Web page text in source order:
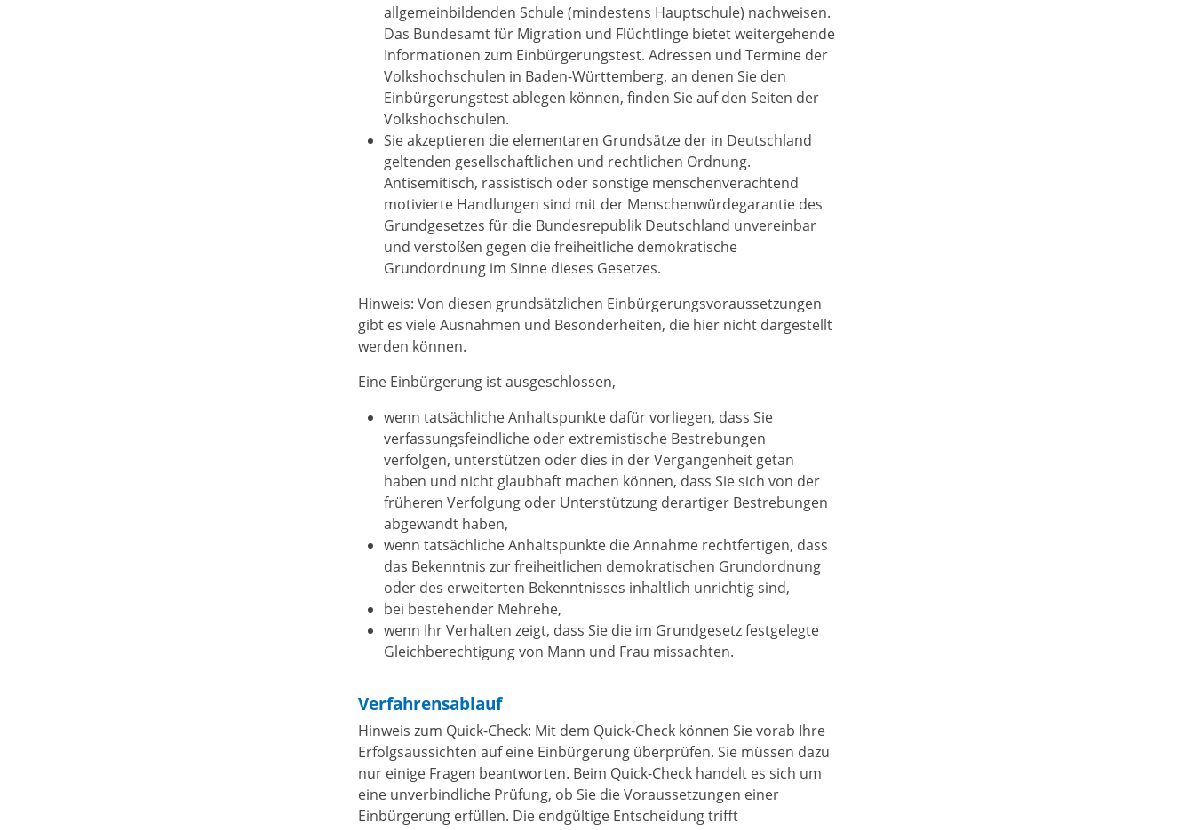
allgemeinbildenden Schule (mindestens Hauptschule) nachweisen.
Das Bundesamt für Migration und Flüchtlinge bietet weitergehende
Informationen zum Einbürgerungstest. Adressen und Termine der
Volkshochschulen in Baden-Württemberg, an denen Sie den
Einbürgerungstest ablegen können, finden Sie auf den Seiten der
Volkshochschulen.
Sie akzeptieren die elementaren Grundsätze der in Deutschland
geltenden gesellschaftlichen und rechtlichen Ordnung.
Antisemitisch, rassistisch oder sonstige menschenverachtend
motivierte Handlungen sind mit der Menschenwürdegarantie des
Grundgesetzes für die Bundesrepublik Deutschland unvereinbar
und verstoßen gegen die freiheitliche demokratische
Grundordnung im Sinne dieses Gesetzes.
Hinweis: Von diesen grundsätzlichen Einbürgerungsvoraussetzungen
gibt es viele Ausnahmen und Besonderheiten, die hier nicht dargestellt
werden können.
Eine Einbürgerung ist ausgeschlossen,
wenn tatsächliche Anhaltspunkte dafür vorliegen, dass Sie
verfassungsfeindliche oder extremistische Bestrebungen
verfolgen, unterstützen oder dies in der Vergangenheit getan
haben und nicht glaubhaft machen können, dass Sie sich von der
früheren Verfolgung oder Unterstützung derartiger Bestrebungen
abgewandt haben,
wenn tatsächliche Anhaltspunkte die Annahme rechtfertigen, dass
das Bekenntnis zur freiheitlichen demokratischen Grundordnung
oder des erweiterten Bekenntnisses inhaltlich unrichtig sind,
bei bestehender Mehrehe,
wenn Ihr Verhalten zeigt, dass Sie die im Grundgesetz festgelegte
Gleichberechtigung von Mann und Frau missachten.
Verfahrensablauf
Hinweis zum Quick-Check: Mit dem Quick-Check können Sie vorab Ihre
Erfolgsaussichten auf eine Einbürgerung überprüfen. Sie müssen dazu
nur einige Fragen beantworten. Beim Quick-Check handelt es sich um
eine unverbindliche Prüfung, ob Sie die Voraussetzungen einer
Einbürgerung erfüllen. Die endgültige Entscheidung trifft